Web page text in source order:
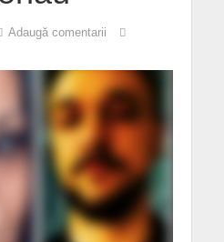
Adaugă comentarii